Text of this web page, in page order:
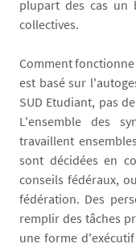
plupart des cas un
collectives.
Comment
est basé sur
SUD Etudiant, pas
L'ensemble des
travaillent
sont décidées en
conseils fédéraux,
fédération. Des
remplir des tâches
une forme